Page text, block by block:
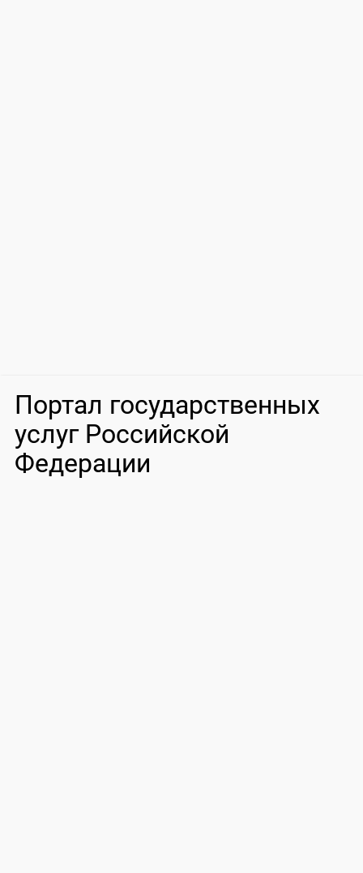
Портал государственных
услуг Российской
Федерации